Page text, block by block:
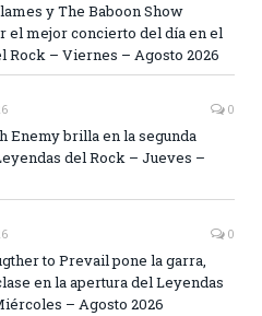
y The Baboon Show
el mejor concierto del día en el
Rock – Viernes – Agosto 2026
0
Enemy brilla en la segunda
del Rock – Jueves –
0
to Prevail pone la garra,
en la apertura del Leyendas
– Agosto 2026